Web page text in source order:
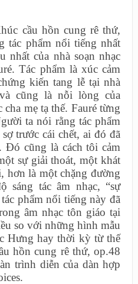
cầu hồn cung rê thứ,
tác phẩm nổi tiếng nhất
nhất của nhà soạn nhạc
Tác phẩm là xúc cảm
kiến tang lễ tại nhà
cũng là nỗi lòng của
mẹ tạ thế. Fauré từng
ta nói rằng tác phẩm
trước cái chết, ai đó đã
cũng là cách tôi cảm
sự giải thoát, một khát
hơn là một chặng đường
sáng tác âm nhạc, “sự
phẩm nổi tiếng này đã
âm nhạc tôn giáo tại
so với những hình mẫu
Hưng hay thời kỳ từ thế
hồn cung rê thứ, op.48
trình diễn của dàn hợp